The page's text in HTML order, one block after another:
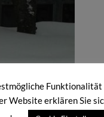
Funktionalität
Website erklären Sie